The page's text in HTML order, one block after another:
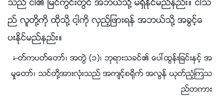
သည္ ငါ၏ ျမင္ကြင္းတြင္ အဘယ္သို႔ မရွိႏိုင္မည္နည္း။ ငါသ
ည္ လူတို႔ကို ထိုသို႔ ငါ့ကို လွည့္ျဖားရန္ အဘယ္သို႔ အခြင့္ေ
ပးႏိုင္မည္နည္း။
—ႏႈတ္ကပတ္ေတာ္၊ အတြဲ (၁)၊ ဘုရားသခင္၏ ေပၚထြန္းျခင္းႏွင့္ အ
မႈေတာ္၊ သင္တို႔အားလုံးသည္ အက်င့္စ႐ိုက္ အလြန္ ယုတ္ညံ့ၾကသ
ည္တကား